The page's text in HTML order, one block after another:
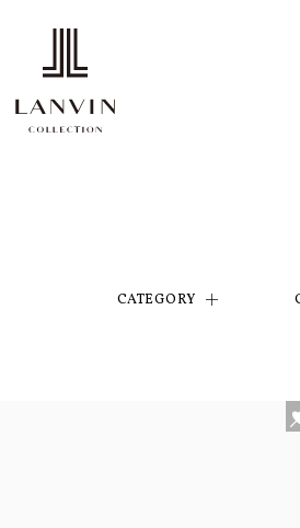
CATEGORY